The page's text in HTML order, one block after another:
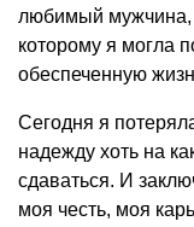
любимый мужчина,
которому я могла
обеспеченную
Сегодня я
надежду хоть на
сдаваться. И
моя честь, моя